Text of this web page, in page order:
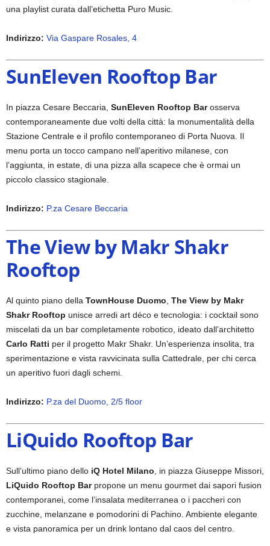
una playlist curata dall’etichetta Puro Music.
Indirizzo: Via Gaspare Rosales, 4
SunEleven Rooftop Bar
In piazza Cesare Beccaria, SunEleven Rooftop Barosserva
contemporaneamente due volti della città: la monumentalità della
Stazione Centrale e il profilo contemporaneo di Porta Nuova. Il
menu porta un tocco campano nell’aperitivo milanese, con
l’aggiunta, in estate, di una pizza alla scapece che è ormai un
piccolo classico stagionale.
Indirizzo: P.za Cesare Beccaria
The View by Makr Shakr
Rooftop
Al quinto piano della TownHouse Duomo The View by Makr
Shakr Rooftop unisce arredi art déco e tecnologia: i cocktail sono
miscelati da un bar completamente robotico, ideato dall’architetto
Carlo Ratti per il progetto Makr Shakr. Un’esperienza insolita, tra
sperimentazione e vista ravvicinata sulla Cattedrale, per chi cerca
un aperitivo fuori dagli schemi.
Indirizzo: P.za del Duomo, 2/5 floor
LiQuido Rooftop Bar
Sull’ultimo piano dello iQ Hotel Milano , in piazza Giuseppe Missori,
LiQuido Rooftop Barpropone un menu gourmet dai sapori fusion
contemporanei, come l’insalata mediterranea o i paccheri con
zucchine, melanzane e pomodorini di Pachino. Ambiente elegante
e vista panoramica per un drink lontano dal caos del centro.